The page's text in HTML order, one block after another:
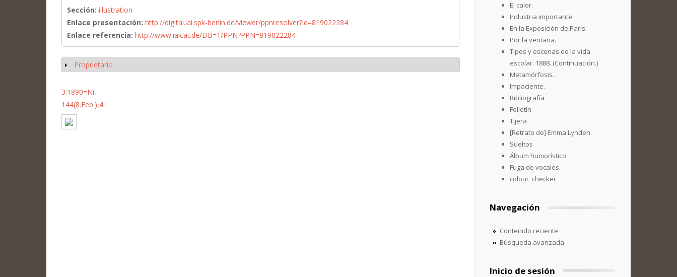
Sección: illustration
Enlace presentación: http://digital.iai.spk-berlin.de/viewer/ppnresolver?id=819022284
Enlace referencia: http://www.iaicat.de/DB=1/PPN?PPN=819022284
Mostrar
Proprietario
3.1890=Nr.
144(8.Feb.),4
El calor.
Industria importante.
En la Exposición de París.
Por la ventana.
Tipos y escenas de la vida
escolar. 1888. (Continuación.)
Metamórfosis.
Impaciente.
Bibliografía
Folletín
Tijera
[Retrato de] Emma Lynden.
Sueltos
Álbum humorístico.
Fuga de vocales.
colour_checker
Navegación
Contenido reciente
Búsqueda avanzada
Inicio de sesión